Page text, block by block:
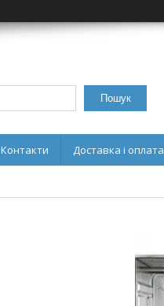
Пошук
Контакти Доставка і оплата